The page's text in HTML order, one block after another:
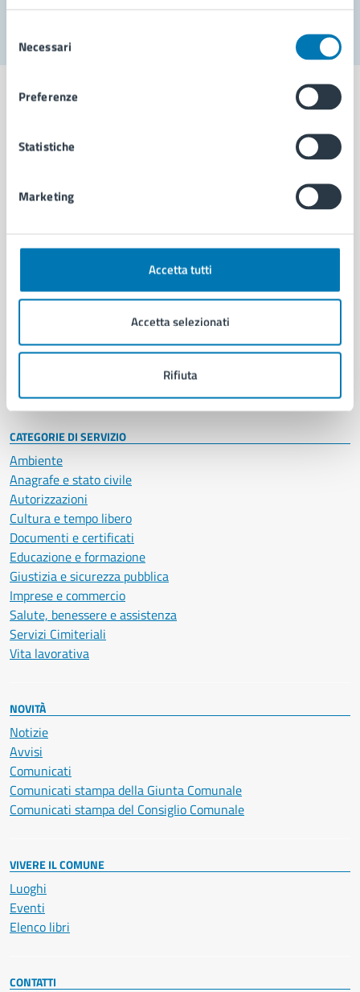
delNecessari
Preferenze
Statistiche
Marketing
Accetta tutti
Accetta selezionati
Rifiuta
Comune di Napoli
AMMINISTRAZIONE
Organi di governo
Enti e fondazioni
Personale amministrativo
Intranet, posta aziendale e protocollo
CATEGORIE DI SERVIZIO
Ambiente
Anagrafe e stato civile
Autorizzazioni
Cultura e tempo libero
Documenti e certificati
Educazione e formazione
Giustizia e sicurezza pubblica
Imprese e commercio
Salute, benessere e assistenza
Servizi Cimiteriali
Vita lavorativa
NOVITÀ
Notizie
Avvisi
Comunicati
Comunicati stampa della Giunta Comunale
Comunicati stampa del Consiglio Comunale
VIVERE IL COMUNE
Luoghi
Eventi
Elenco libri
CONTATTI